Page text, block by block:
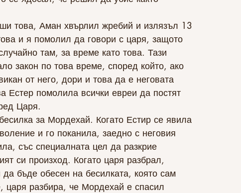
това, Аман хвърлил жребий и излязъл 13
и я помолил да говори с царя, защото
там, за време като това. Тази
закон по това време, според който, ако
от него, дори и това да е неговата
Естер помолила всички евреи да постят
Царя.
за Мордехай. Когато Естир се явила
и го поканила, заедно с неговия
със специалната цел да разкрие
си произход. Когато царя разбрал,
бъде обесен на бесилката, която сам
разбира, че Мордехай е спасил